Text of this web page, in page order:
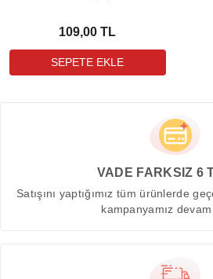
109,00 TL
VADE FARKSIZ 6
Satışını yaptığımız tüm ürünlerde
kampanyamız devam